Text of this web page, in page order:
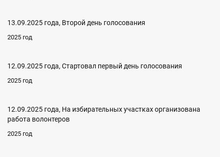
13.09.2025 года, Второй день голосования
2025 год
12.09.2025 года, Стартовал первый день голосования
2025 год
12.09.2025 года, На избирательных участках организована
работа волонтеров
2025 год